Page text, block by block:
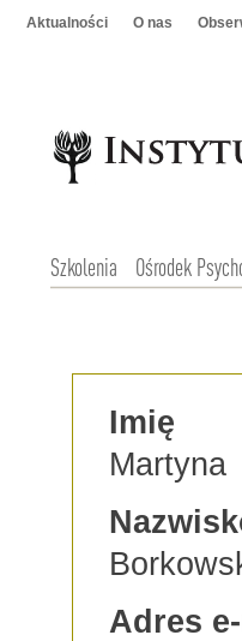
Aktualności O nas
Szkolenia Ośrodek
Imię
Martyna
Adres e-